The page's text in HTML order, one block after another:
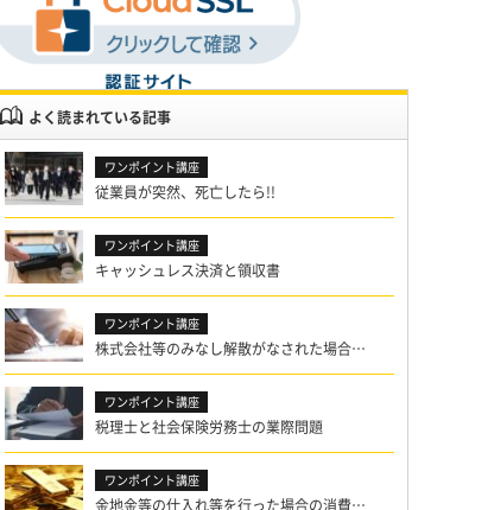
よく読まれている記事
従業員が突然、死亡したら!!
キャッシュレス決済と領収書
株式会社等のみなし解散がなされた場合…
税理士と社会保険労務士の業際問題
金地金等の仕入れ等を行った場合の消費…